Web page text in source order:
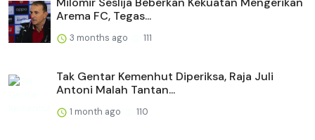
Arema FC, Tegas...
3 months ago 111
Tak Gentar Kemenhut Diperiksa, Raja Juli
Antoni Malah Tantan...
1 month ago 110